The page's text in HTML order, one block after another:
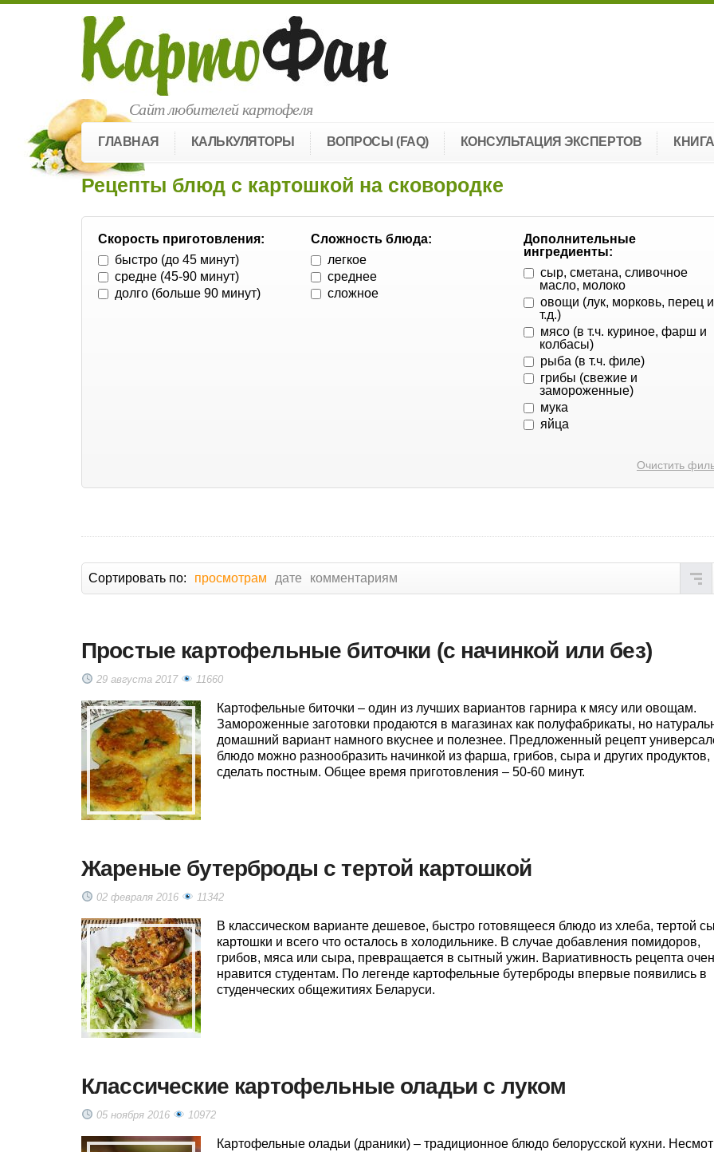
Сайт любителей картофеля
ГЛАВНАЯ КАЛЬКУЛЯТОРЫ ВОПРОСЫ (FAQ) КОНСУЛЬТАЦИЯ ЭКСПЕРТОВ КНИГА
Рецепты блюд с картошкой на сковородке
Скорость приготовления:
быстро (до 45 минут)
средне (45-90 минут)
долго (больше 90 минут)
Сложность блюда:
легкое
среднее
сложное
Дополнительные
ингредиенты:
сыр, сметана, сливочное
масло, молоко
овощи (лук, морковь, перец и
т.д.)
мясо (в т.ч. куриное, фарш и
колбасы)
рыба (в т.ч. филе)
грибы (свежие и
замороженные)
мука
яйца
Очистить
Сортировать по: просмотрам дате комментариям
Простые картофельные биточки (с начинкой или без)
29 августа 2017 11660
Картофельные биточки – один из лучших вариантов гарнира к мясу или овощам.
Замороженные заготовки продаются в магазинах как полуфабрикаты, но
домашний вариант намного вкуснее и полезнее. Предложенный рецепт
блюдо можно разнообразить начинкой из фарша, грибов, сыра и других продуктов,
сделать постным. Общее время приготовления – 50-60 минут.
Жареные бутерброды с тертой картошкой
02 февраля 2016 11342
В классическом варианте дешевое, быстро готовящееся блюдо из хлеба, тертой
картошки и всего что осталось в холодильнике. В случае добавления помидоров,
грибов, мяса или сыра, превращается в сытный ужин. Вариативность рецепта
нравится студентам. По легенде картофельные бутерброды впервые появились в
студенческих общежитиях Беларуси.
Классические картофельные оладьи с луком
05 ноября 2016 10972
Картофельные оладьи (драники) – традиционное блюдо белорусской кухни.